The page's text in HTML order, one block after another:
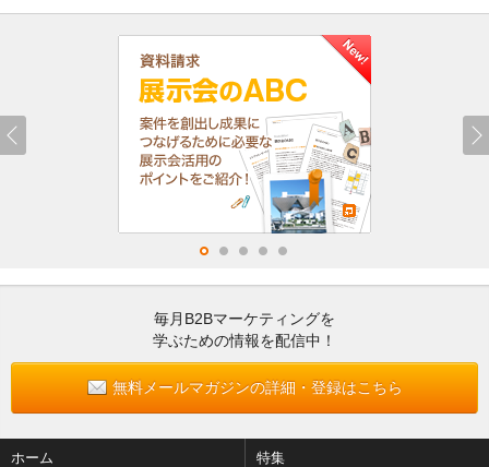
毎月B2Bマーケティングを
学ぶための情報を配信中！
無料メールマガジンの詳細・登録はこちら
ホーム 特集